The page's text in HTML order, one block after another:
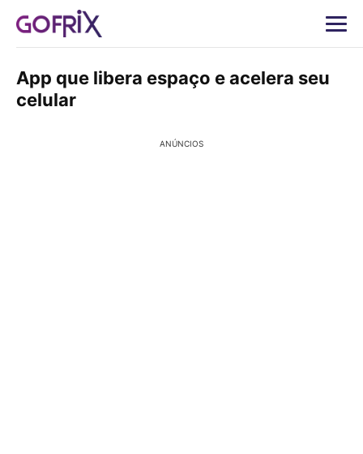
App que libera espaço e acelera seu
celular
ANÚNCIOS